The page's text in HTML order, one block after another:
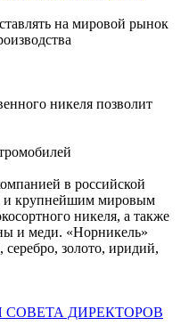
на мировой рынок
никеля позволит
в российской
и крупнейшим мировым
никеля, а также
и меди. «Норникель»
серебро, золото, иридий,
ДИРЕКТОРОВ